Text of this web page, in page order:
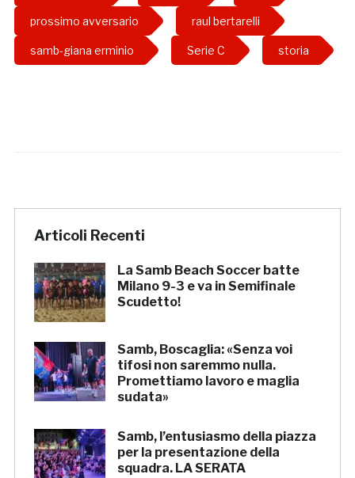
prossimo avversario raul bertarelli
samb-giana erminio Serie C storia
Articoli Recenti
La Samb Beach Soccer batte
Milano 9-3 e va in Semifinale
Scudetto!
Samb, Boscaglia: «Senza voi
tifosi non saremmo nulla.
Promettiamo lavoro e maglia
sudata»
Samb, l’entusiasmo della piazza
per la presentazione della
squadra. LA SERATA